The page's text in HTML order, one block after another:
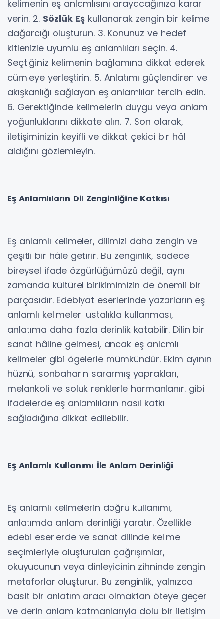
kelimenin eş anlamlısını arayacağınıza karar
verin. 2. Sözlük Eş kullanarak zengin bir kelime
dağarcığı oluşturun. 3. Konunuz ve hedef
kitlenizle uyumlu eş anlamlıları seçin. 4.
Seçtiğiniz kelimenin bağlamına dikkat ederek
cümleye yerleştirin. 5. Anlatımı güçlendiren ve
akışkanlığı sağlayan eş anlamlılar tercih edin.
6. Gerektiğinde kelimelerin duygu veya anlam
yoğunluklarını dikkate alın. 7. Son olarak,
iletişiminizin keyifli ve dikkat çekici bir hâl
aldığını gözlemleyin.
Eş Anlamlıların Dil Zenginliğine Katkısı
Eş anlamlı kelimeler, dilimizi daha zengin ve
çeşitli bir hâle getirir. Bu zenginlik, sadece
bireysel ifade özgürlüğümüzü değil, aynı
zamanda kültürel birikimimizin de önemli bir
parçasıdır. Edebiyat eserlerinde yazarların eş
anlamlı kelimeleri ustalıkla kullanması,
anlatıma daha fazla derinlik katabilir. Dilin bir
sanat hâline gelmesi, ancak eş anlamlı
kelimeler gibi ögelerle mümkündür. Ekim ayının
hüznü, sonbaharın sararmış yaprakları,
melankoli ve soluk renklerle harmanlanır. gibi
ifadelerde eş anlamlıların nasıl katkı
sağladığına dikkat edilebilir.
Eş Anlamlı Kullanımı İle Anlam Derinliği
Eş anlamlı kelimelerin doğru kullanımı,
anlatımda anlam derinliği yaratır. Özellikle
edebi eserlerde ve sanat dilinde kelime
seçimleriyle oluşturulan çağrışımlar,
okuyucunun veya dinleyicinin zihninde zengin
metaforlar oluşturur. Bu zenginlik, yalnızca
basit bir anlatım aracı olmaktan öteye geçer
ve derin anlam katmanlarıyla dolu bir iletişim